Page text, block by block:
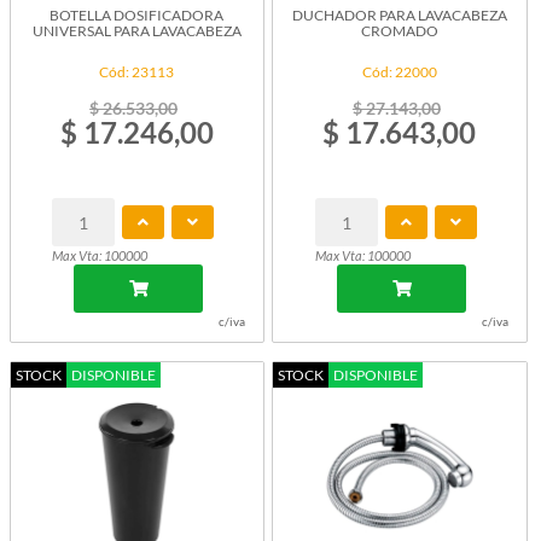
BOTELLA DOSIFICADORA
UNIVERSAL PARA LAVACABEZA
Cód: 23113
$ 26.533,00
$ 17.246,00
Max Vta: 100000
c/iva
DUCHADOR PARA LAVACABEZA
CROMADO
Cód: 22000
$ 27.143,00
$ 17.643,00
Max Vta: 100000
c/iva
STOCK DISPONIBLE STOCK DISPONIBLE